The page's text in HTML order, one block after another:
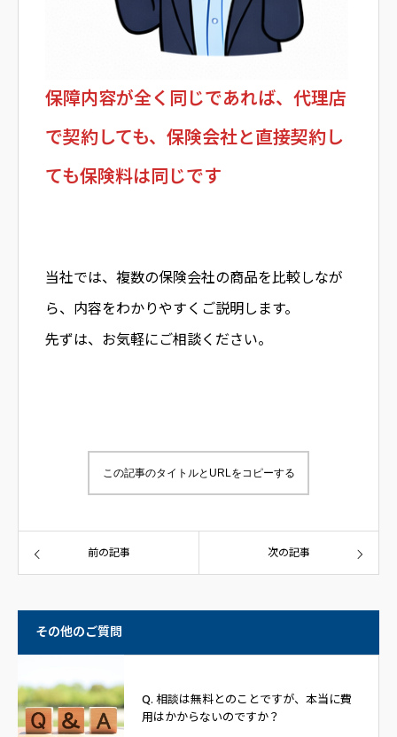
保障内容が全く同じであれば、代理店
で契約しても、保険会社と直接契約し
ても保険料は同じです
当社では、複数の保険会社の商品を比較しなが
ら、内容をわかりやすくご説明します。
先ずは、お気軽にご相談ください。
この記事のタイトルとURLをコピーする
前の記事 次の記事
その他のご質問
Q. 相談は無料とのことですが、本当に費
用はかからないのですか？